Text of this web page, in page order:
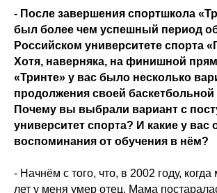
- После завершения спортшкола
был более чем успешный период
Российском университете спорта
Хотя, наверняка, на финишной
«Тринте» у вас было несколько
продолжения своей
Почему вы выбрали вариант с
университет спорта? И какие у вас
воспоминания от обучения в нём?
- Начнём с того, что, в 2002 году,
лет у меня умер отец. Мама